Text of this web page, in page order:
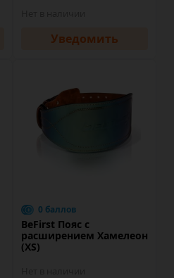
Уведомить
0 баллов
BeFirst Пояс с
расширением Хамелеон
(XS)